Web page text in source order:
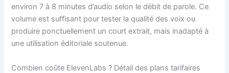
environ 7 à 8 minutes d’audio selon le débit de parole. Ce
volume est suffisant pour tester la qualité des voix ou
produire ponctuellement un court extrait, mais inadapté à
une utilisation éditoriale soutenue.
Combien coûte ElevenLabs ? Détail des plans tarifaires